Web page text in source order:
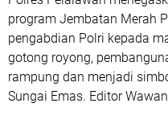
program Jembatan Merah
pengabdian Polri kepada
gotong royong,
rampung dan menjadi
Sungai Emas. Editor Wawan